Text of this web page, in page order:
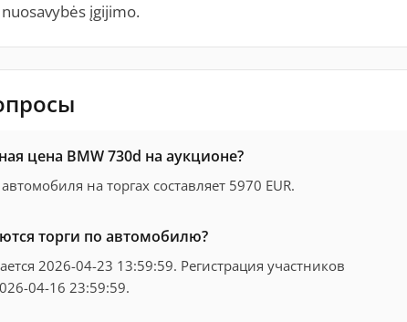
įgijimo.
цена BMW 730d на аукционе?
на торгах составляет 5970 EUR.
торги по автомобилю?
2026-04-23 13:59:59. Регистрация участников
04-16 23:59:59.